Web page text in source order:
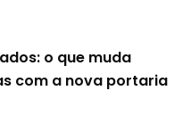
o que muda
com a nova portaria